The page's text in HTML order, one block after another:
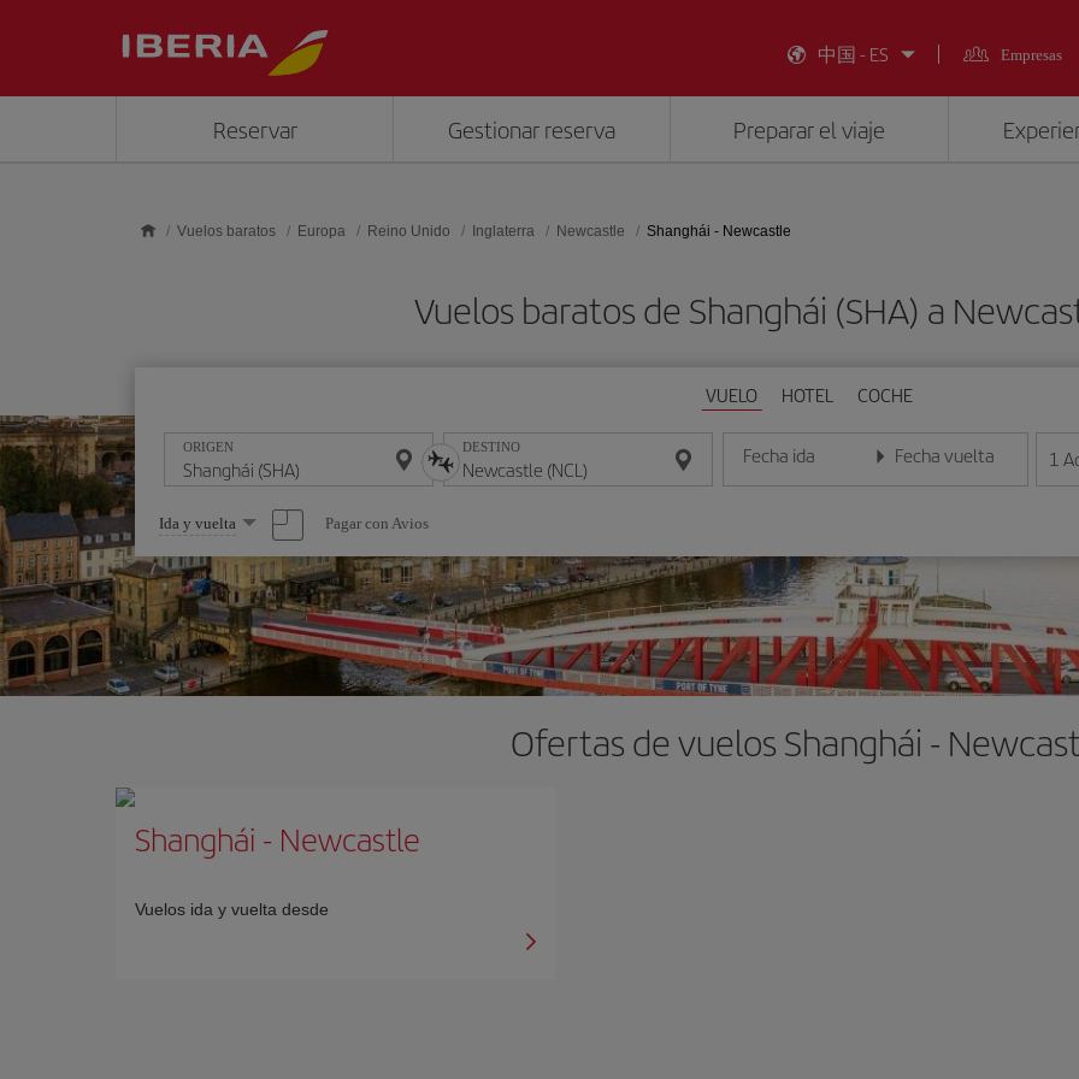
中国 - ES
Empresas
Reservar Gestionar reserva Preparar el viaje
Vuelos baratos Europa Reino Unido Inglaterra Newcastle Shanghái - Newcastle
Vuelos baratos de Shanghái (SHA) a
VUELO HOTEL COCHE
ORIGEN DESTINO Fecha ida
Introduce la fecha en formato día/mes/año
Fecha vuelta
Introduce la fecha en 1
Seleccione
una
opción
Ida y vuelta Pagar con Avios
Ofertas de vuelos Shanghái -
Shanghái - Newcastle
Vuelos ida y vuelta desde